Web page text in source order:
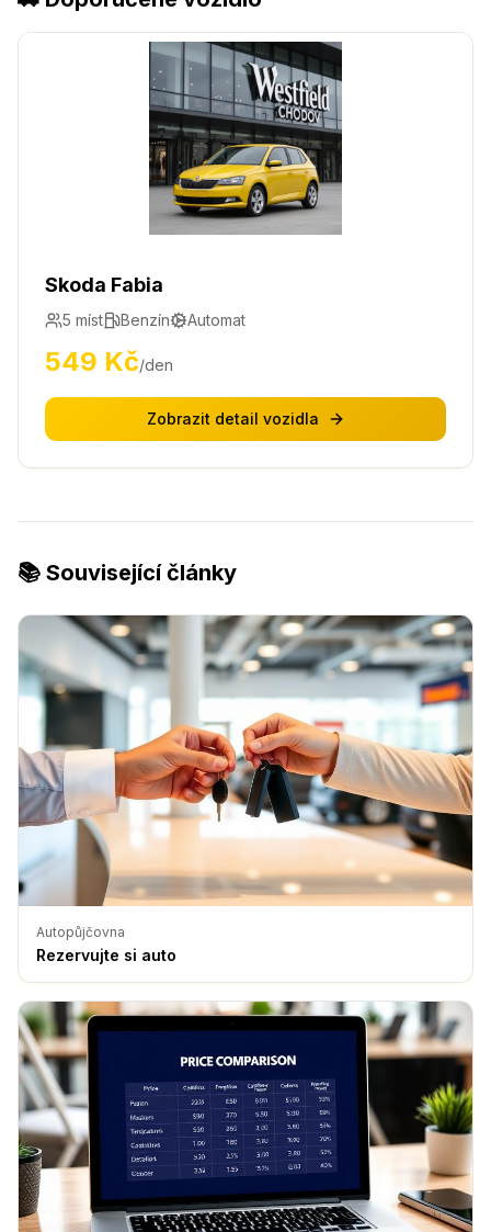
Skoda Fabia
5 míst Benzín Automat
549 Kč/den
Zobrazit detail vozidla
📚 Související články
Autopůjčovna
Rezervujte si auto